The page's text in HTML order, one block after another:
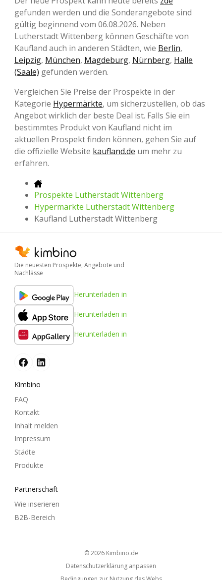
gefunden werden und die Sonderangebote sind
gültig beginnend vom 06.08.2026. Neben
Lutherstadt Wittenberg können Geschäfte von
Kaufland auch in anderen Städten, wie Berlin,
Leipzig, München, Magdeburg, Nürnberg, Halle
(Saale) gefunden werden.
Vergleichen Sie Preise der Prospekte in der
Kategorie Hypermärkte, um sicherzustellen, ob das
Angebot wirklich der beste Deal ist. Falls Sie ein
bestimmtes Produkt von Kaufland nicht im
aktuellen Prospekt finden können, gehen Sie auf
die offizielle Website kaufland.de um mehr zu
erfahren.
Prospekte Lutherstadt Wittenberg
Hypermärkte Lutherstadt Wittenberg
Kaufland Lutherstadt Wittenberg
Die neuesten Prospekte, Angebote und
Nachlässe
Herunterladen in
Herunterladen in
Herunterladen in
Kimbino
FAQ
Kontakt
Inhalt melden
Impressum
Städte
Produkte
Partnerschaft
Wie inserieren
B2B-Bereich
© 2026 kimbino.de
Datenschutzerklärung anpassen